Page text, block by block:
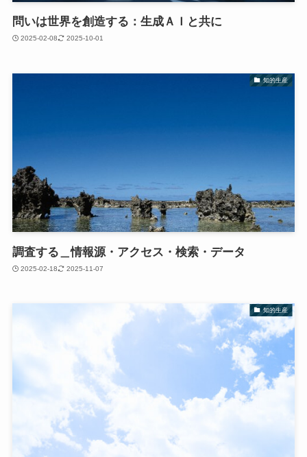
問いは世界を創造する：生成ＡＩと共に
2025-02-08 2025-10-01
知的生産
調査する＿情報源・アクセス・検索・データ
2025-02-18 2025-11-07
知的生産